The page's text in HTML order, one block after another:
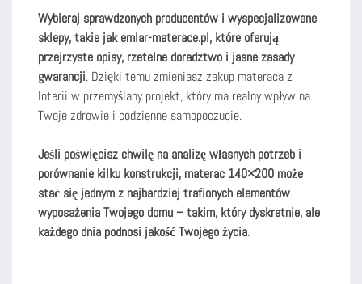
Wybieraj sprawdzonych producentów i wyspecjalizowane
sklepy, takie jak emlar-materace.pl, które oferują
przejrzyste opisy, rzetelne doradztwo i jasne zasady
gwarancji. Dzięki temu zmieniasz zakup materaca z
loterii w przemyślany projekt, który ma realny wpływ na
Twoje zdrowie i codzienne samopoczucie.
Jeśli poświęcisz chwilę na analizę własnych potrzeb i
porównanie kilku konstrukcji, materac 140×200 może
stać się jednym z najbardziej trafionych elementów
wyposażenia Twojego domu – takim, który dyskretnie, ale
każdego dnia podnosi jakość Twojego życia.